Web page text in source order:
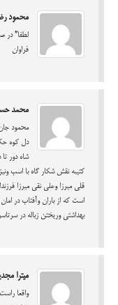
محمود
لطفا” در
فراوان
محمد
شاه دور
کتیبه نقش شکار گاه با اسب
قلی میرزا وعلی نقی میرزا
است که از باران وآفتاب در
بهداشتی وریختن زباله در
میترا
واقعا